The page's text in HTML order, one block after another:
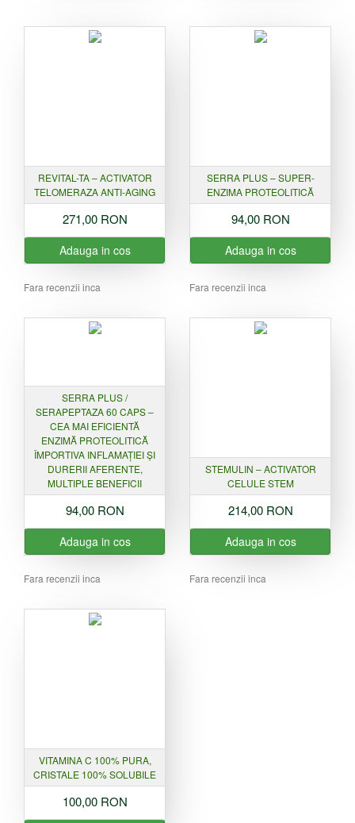
REVITAL-TA – ACTIVATOR
TELOMERAZA ANTI-AGING
271,00 RON
Adauga in cos
Fara recenzii inca
SERRA PLUS – SUPER-
ENZIMA PROTEOLITICĂ
94,00 RON
Adauga in cos
Fara recenzii inca
SERRA PLUS /
SERAPEPTAZA 60 CAPS –
CEA MAI EFICIENTĂ
ENZIMĂ PROTEOLITICĂ
ÎMPORTIVA INFLAMAȚIEI ȘI
DURERII AFERENTE,
MULTIPLE BENEFICII
94,00 RON
Adauga in cos
Fara recenzii inca
STEMULIN – ACTIVATOR
CELULE STEM
214,00 RON
Adauga in cos
Fara recenzii inca
VITAMINA C 100% PURA,
CRISTALE 100% SOLUBILE
100,00 RON